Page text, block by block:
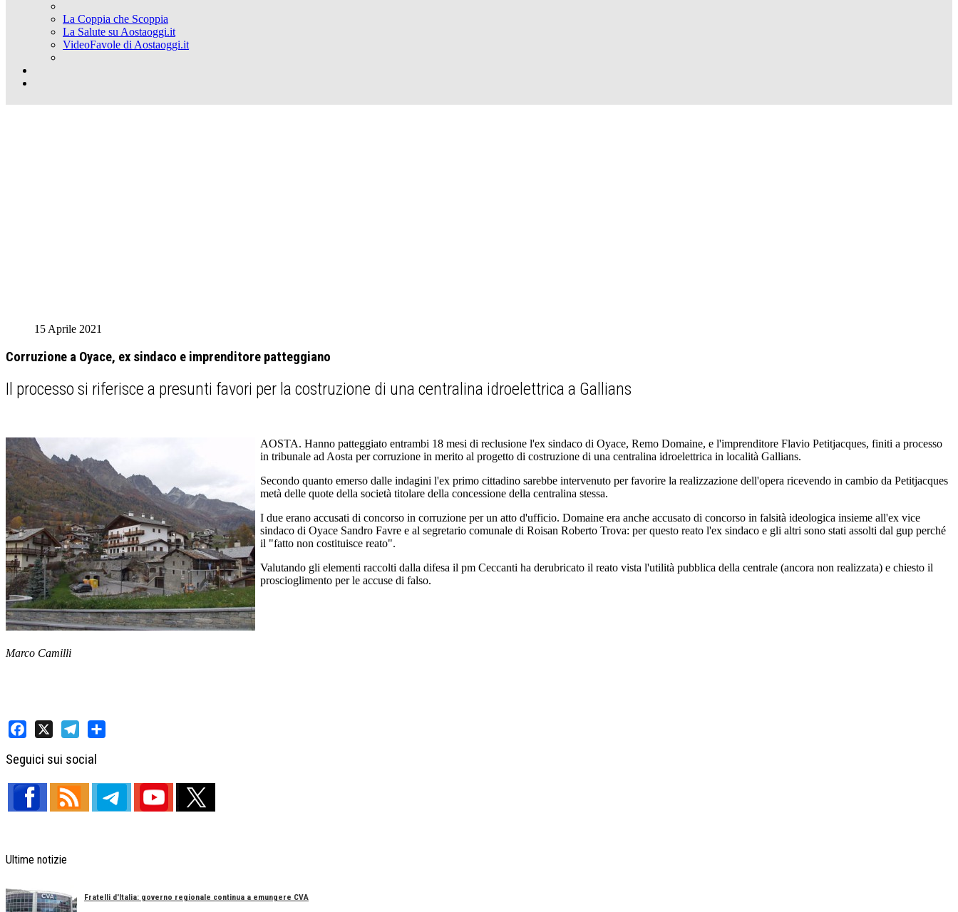
La Coppia che Scoppia
La Salute su Aostaoggi.it
VideoFavole di Aostaoggi.it
15 Aprile 2021
Corruzione a Oyace, ex sindaco e imprenditore patteggiano
Il processo si riferisce a presunti favori per la costruzione di una centralina idroelettrica a Gallians
AOSTA. Hanno patteggiato entrambi 18 mesi di reclusione l'ex sindaco di Oyace, Remo Domaine, e l'imprenditore Flavio Petitjacques, finiti a processo
in tribunale ad Aosta per corruzione in merito al progetto di costruzione di una centralina idroelettrica in località Gallians.
Secondo quanto emerso dalle indagini l'ex primo cittadino sarebbe intervenuto per favorire la realizzazione dell'opera ricevendo in cambio da Petitjacques
metà delle quote della società titolare della concessione della centralina stessa.
I due erano accusati di concorso in corruzione per un atto d'ufficio. Domaine era anche accusato di concorso in falsità ideologica insieme all'ex vice
sindaco di Oyace Sandro Favre e al segretario comunale di Roisan Roberto Trova: per questo reato l'ex sindaco e gli altri sono stati assolti dal gup perché
il "fatto non costituisce reato".
Valutando gli elementi raccolti dalla difesa il pm Ceccanti ha derubricato il reato vista l'utilità pubblica della centrale (ancora non realizzata) e chiesto il
proscioglimento per le accuse di falso.
Marco Camilli
Seguici sui social
Ultime notizie
Fratelli d'Italia: governo regionale continua a emungere CVA